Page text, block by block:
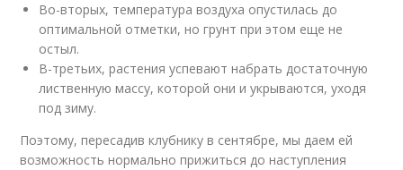
Во-вторых, температура воздуха опустилась до
оптимальной отметки, но грунт при этом еще не
остыл.
В-третьих, растения успевают набрать достаточную
лиственную массу, которой они и укрываются, уходя
под зиму.
Поэтому, пересадив клубнику в сентябре, мы даем ей
возможность нормально прижиться до наступления